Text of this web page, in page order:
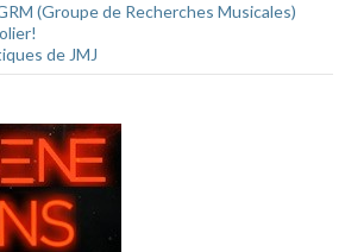
(Groupe de Recherches Musicales)
de JMJ